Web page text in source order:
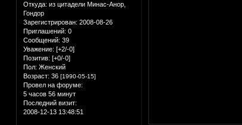
Откуда: из цитадели Минас-Анор,
Гондор
Зарегистрирован: 2008-08-26
Приглашений: 0
Сообщений: 39
Уважение: [+2/-0]
Позитив: [+0/-0]
Пол: Женский
Возраст: 36 [1990-05-15]
Провел на форуме:
5 часов 56 минут
Последний визит:
2008-12-13 13:48:51